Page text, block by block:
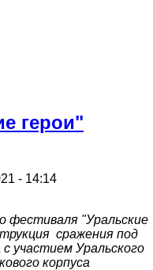
герои"
- 14:14
фестиваля "Уральские
сражения под
участием Уральского
корпуса